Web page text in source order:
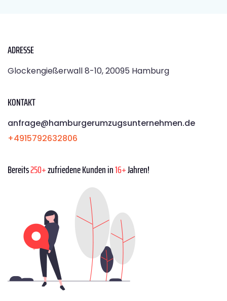
ADRESSE
Glockengießerwall 8-10, 20095 Hamburg
KONTAKT
anfrage@hamburgerumzugsunternehmen.de
+4915792632806
Bereits250+zufriedene Kunden in16+Jahren!